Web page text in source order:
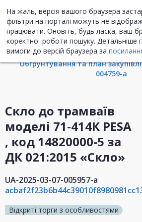
На жаль, версія вашого браузера
фільтри на порталі можуть не
працювати. Оновіть, будь ласка, ваш
коректної роботи пошуку. Детальніше
вимоги до версій браузера за
Інформація про
Обгрунтування та план
004759-a
Скло до трамваїв
моделі 71-414К PESA
, код 14820000-5 за
ДК 021:2015 «Скло»
UA-2025-03-07-005957-a
Відкриті торги з особливостями